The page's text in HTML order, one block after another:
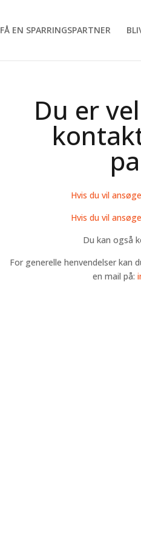
FÅ EN SPARRINGSPARTNER
Du er
Hvis du vil
Hvis du vil
Du kan også
For generelle henvendelser kan
en mail på: